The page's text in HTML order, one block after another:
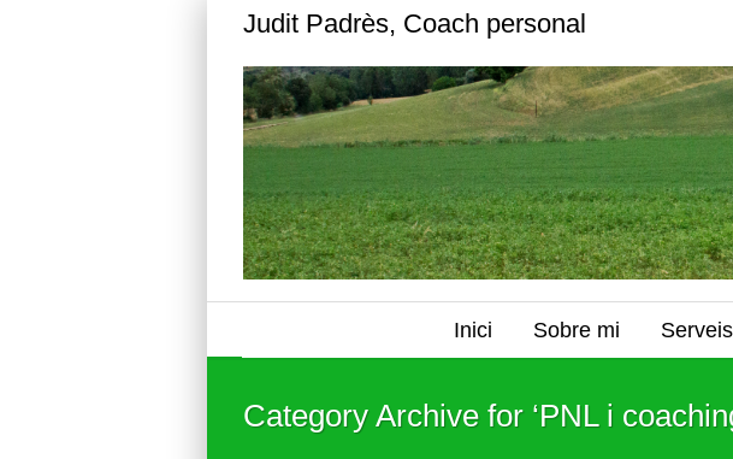
Judit Padrès, Coach personal
Inici Sobre mi Serveis
Category Archive for ‘PNL i